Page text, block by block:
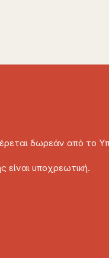
δωρεάν από το
είναι υποχρεωτική.